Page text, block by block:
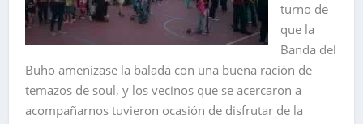
turno de
que la
Banda del
Buho amenizase la balada con una buena ración de
temazos de soul, y los vecinos que se acercaron a
acompañarnos tuvieron ocasión de disfrutar de la